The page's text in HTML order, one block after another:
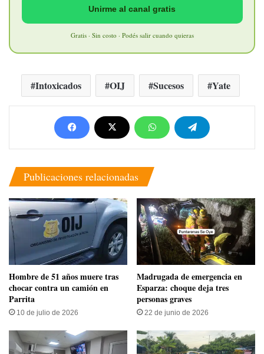
Unirme al canal gratis
Gratis · Sin costo · Podés salir cuando quieras
Intoxicados OIJ Sucesos Yate
Publicaciones relacionadas
Hombre de 51 años muere tras
chocar contra un camión en
Parrita
10 de julio de 2026
Madrugada de emergencia en
Esparza: choque deja tres
personas graves
22 de junio de 2026